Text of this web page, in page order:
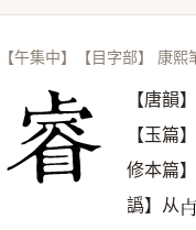
【午集中】【目字部】 康
【唐韻
【玉篇
修本篇
譌】从𣦵